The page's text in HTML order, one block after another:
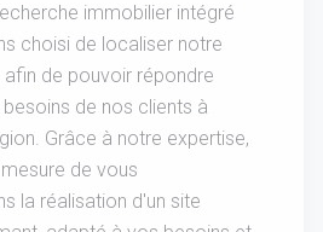
immobilier intégré
choisi de localiser notre
afin de pouvoir répondre
de nos clients à
Grâce à notre expertise,
de vous
la réalisation d'un site